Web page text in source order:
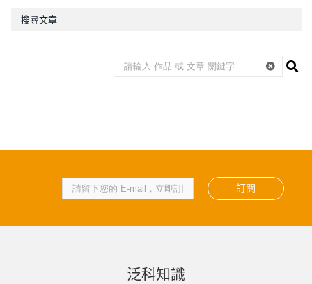
搜尋文章
訂閱
泛科知識